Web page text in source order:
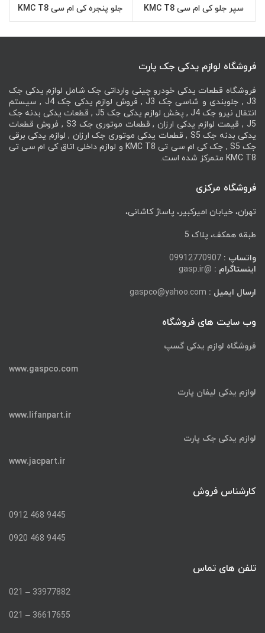
سپر جلو کی ام سی KMC T8 جلو پنجره کی ام سی KMC T8
فروشگاه لوازم یدکی جک پارت
فروشگاه قطعات یدکی خودرو چینی وارداتی جک شامل لوازم یدکی جک
J3 , جلوبندی و شاسی جک J3 , فروش لوازم یدکی جک J4 , سیستم
انتقال نیرو جک J4 , پخش لوازم یدکی جک J5 , قطعات یدکی بدنه جک
J5 , قیمت لوازم یدکی ارزان , قطعات موتوری جک S3 , فروش قطعات
یدکی بدنه جک S5 , قطعات یدکی موتوری جک ارزان , لوازم یدکی برقی
جک S5 , جک کی ام سی تی KMC T8 و لوازم داخلی اتاق کی ام سی تی
KMC T8 متمرکز شده است.
فروشگاه مرکزی
تهران، خیابان امیرکبیر، پاساژ کاشانی،
طبقه همکف، پلاک 5
واتساپ : 09912770907
اینستاگرام : @gasp.ir
ارسال ایمیل : gaspco@yahoo.com
وب سایت های فروشگاه
فروشگاه لوازم یدکی گسپ
www.gaspco.com
لوازم یدکی لیفان پارت
www.lifanpart.ir
لوازم یدکی جک پارت
www.jacpart.ir
کارشناس فروش
9445 468 0912
9445 468 0920
تلفن های تماس
33977882 – 021
36617655 – 021